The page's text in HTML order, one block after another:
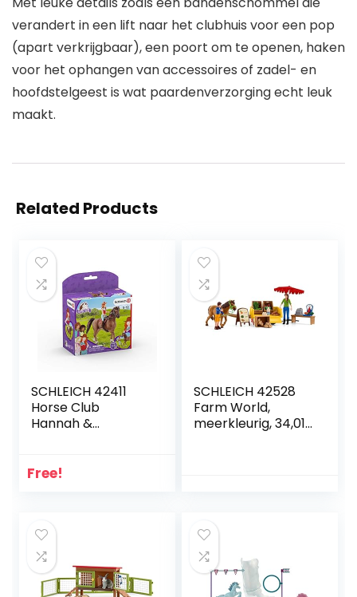
verandert in een lift naar het clubhuis voor een pop
(apart verkrijgbaar), een poort om te openen, haken
voor het ophangen van accessoires of zadel- en
hoofdstelgeest is wat paardenverzorging echt leuk
maakt.
Related Products
SCHLEICH 42411
Horse Club
Hannah &
Free!
SCHLEICH 42528
Farm World,
meerkleurig, 34,01